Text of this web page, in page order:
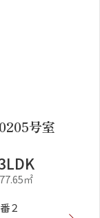
号室
77.65㎡
２